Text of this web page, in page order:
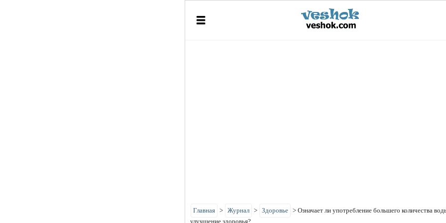
Главная > Журнал > Здоровье > Означает ли употребление большего количества
улучшение здоровья?